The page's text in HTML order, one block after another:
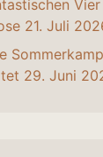
21. Juli
29. Juni